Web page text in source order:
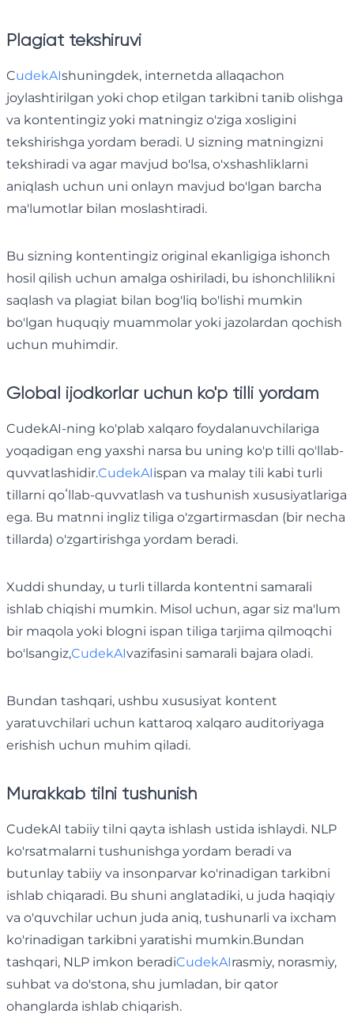
Plagiat tekshiruvi
CudekAIshuningdek, internetda allaqachon
joylashtirilgan yoki chop etilgan tarkibni tanib olishga
va kontentingiz yoki matningiz o'ziga xosligini
tekshirishga yordam beradi. U sizning matningizni
tekshiradi va agar mavjud bo'lsa, o'xshashliklarni
aniqlash uchun uni onlayn mavjud bo'lgan barcha
ma'lumotlar bilan moslashtiradi.
Bu sizning kontentingiz original ekanligiga ishonch
hosil qilish uchun amalga oshiriladi, bu ishonchlilikni
saqlash va plagiat bilan bog'liq bo'lishi mumkin
bo'lgan huquqiy muammolar yoki jazolardan qochish
uchun muhimdir.
Global ijodkorlar uchun ko'p tilli yordam
CudekAI-ning ko'plab xalqaro foydalanuvchilariga
yoqadigan eng yaxshi narsa bu uning ko'p tilli qo'llab-
quvvatlashidir.CudekAIispan va malay tili kabi turli
tillarni qoʻllab-quvvatlash va tushunish xususiyatlariga
ega. Bu matnni ingliz tiliga o'zgartirmasdan (bir necha
tillarda) o'zgartirishga yordam beradi.
Xuddi shunday, u turli tillarda kontentni samarali
ishlab chiqishi mumkin. Misol uchun, agar siz ma'lum
bir maqola yoki blogni ispan tiliga tarjima qilmoqchi
bo'lsangiz,CudekAIvazifasini samarali bajara oladi.
Bundan tashqari, ushbu xususiyat kontent
yaratuvchilari uchun kattaroq xalqaro auditoriyaga
erishish uchun muhim qiladi.
Murakkab tilni tushunish
CudekAI tabiiy tilni qayta ishlash ustida ishlaydi. NLP
ko'rsatmalarni tushunishga yordam beradi va
butunlay tabiiy va insonparvar ko'rinadigan tarkibni
ishlab chiqaradi. Bu shuni anglatadiki, u juda haqiqiy
va o'quvchilar uchun juda aniq, tushunarli va ixcham
ko'rinadigan tarkibni yaratishi mumkin.Bundan
tashqari, NLP imkon beradiCudekAIrasmiy, norasmiy,
suhbat va do'stona, shu jumladan, bir qator
ohanglarda ishlab chiqarish.